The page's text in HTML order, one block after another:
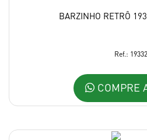
BARZINHO RETRÔ
Ref.: 19332
COMPRE